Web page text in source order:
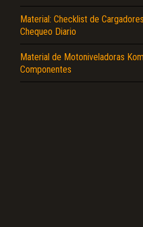
Material: Checklist de
Chequeo Diario
Material de Motoniveladoras
Componentes
Texto o Imagen de
No carga o no se